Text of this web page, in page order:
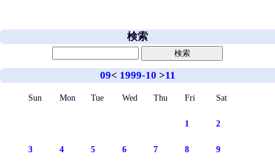
検索
09< 1999-10 >11
Sun Mon Tue Wed Thu Fri Sat
1 2
3 4 5 6 7 8 9